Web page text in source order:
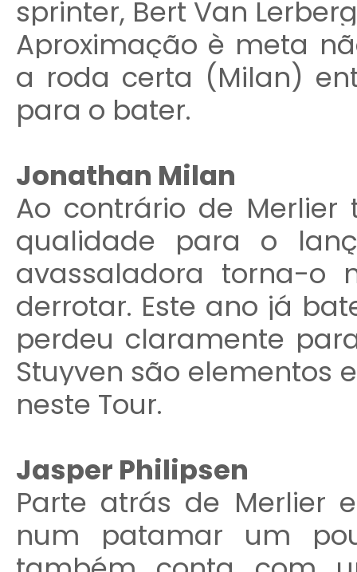
sprinter, Bert Van
Aproximação è meta
a roda certa (Milan)
para o bater.
Jonathan Milan
Ao contrário de
qualidade para o
avassaladora torna-o
derrotar. Este ano já
perdeu claramente
Stuyven são elementos
neste Tour.
Jasper Philipsen
Parte atrás de Merlier
num patamar um